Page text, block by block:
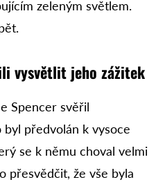
zeleným světlem.
vysvětlit jeho zážitek
Spencer svěřil
předvolán k vysoce
se k němu choval velmi
přesvědčit, že vše byla